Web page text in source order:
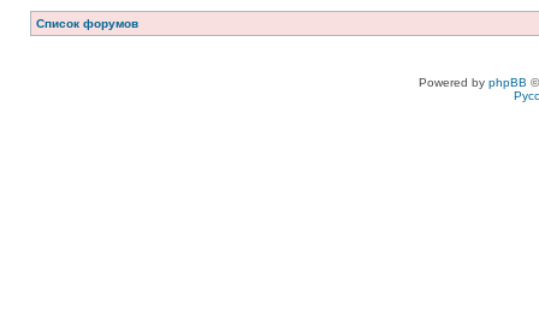
Список форумов
Powered by phpBB